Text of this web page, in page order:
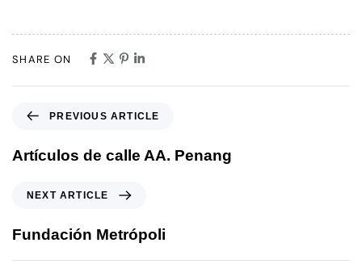
SHARE ON
PREVIOUS ARTICLE
Artículos de calle AA. Penang
NEXT ARTICLE
Fundación Metrópoli